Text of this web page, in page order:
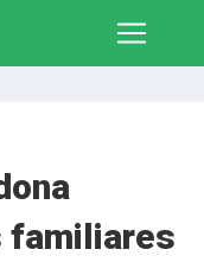
familiares